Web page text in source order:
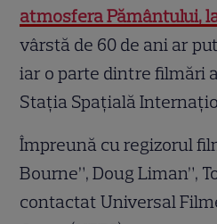
atmosfera Pământului,
vârstă de 60 de ani ar
iar o parte dintre filmări
Stația Spațială
Împreună cu regizorul
Bourne”, Doug Liman”,
contactat Universal